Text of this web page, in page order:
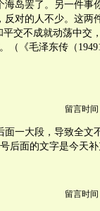
岛罢了。另一件事
对的人不少。这两
交不成就动荡中交
（《毛泽东传（
留言时间
一大段，导致全文
后面的文字是今天
留言时间